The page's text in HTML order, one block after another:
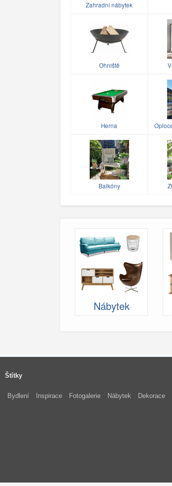
Zahradní nábytek
Ohniště
Herna
Balkóny
Nábytek
Štítky
Bydlení Inspirace Fotogalerie Nábytek Dekorace